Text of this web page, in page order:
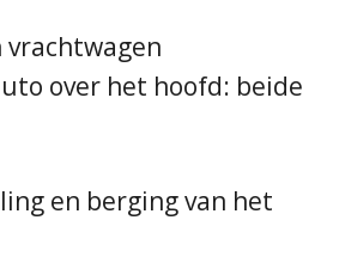
over het hoofd: beide
en berging van het